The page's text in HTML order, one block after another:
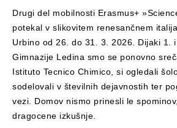
Drugi del mobilnosti Erasmus+
potekal v slikovitem renesančnem
Urbino od 26. do 31. 3. 2026. Dijaki 1.
Gimnazije Ledina smo se ponovno
Istituto Tecnico Chimico, si ogledali
sodelovali v številnih dejavnostih ter
vezi. Domov nismo prinesli le
dragocene izkušnje.